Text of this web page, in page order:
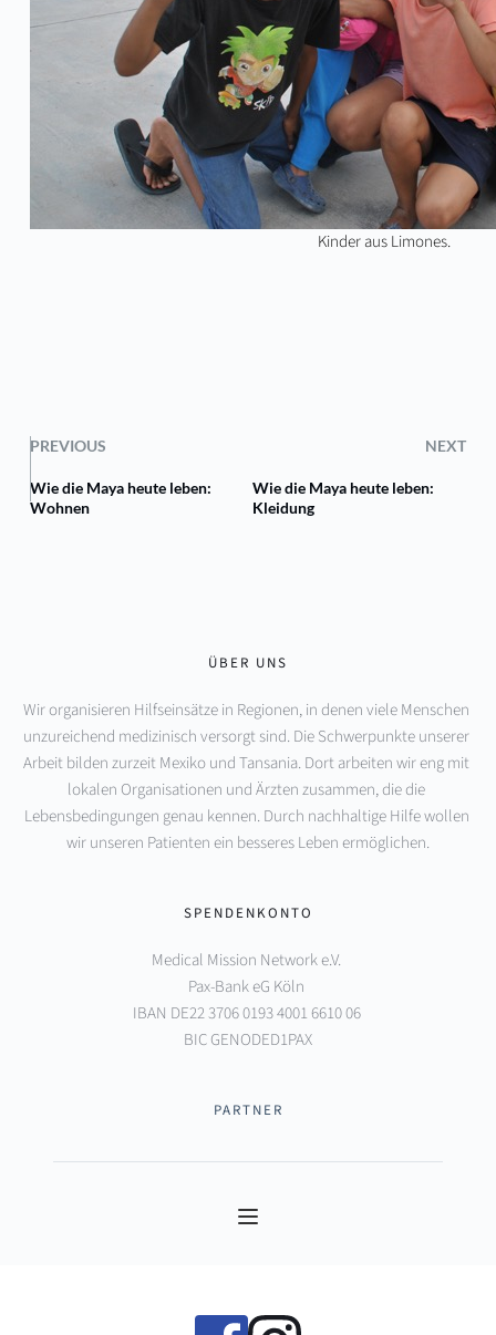
Kinder aus Limones.
PREVIOUS NEXT
Wie die Maya heute leben:
Wohnen
Wie die Maya heute leben:
Kleidung
ÜBER UNS
Wir organisieren Hilfseinsätze in Regionen, in denen viele Menschen
unzureichend medizinisch versorgt sind. Die Schwerpunkte unserer
Arbeit bilden zurzeit Mexiko und Tansania. Dort arbeiten wir eng mit
lokalen Organisationen und Ärzten zusammen, die die
Lebensbedingungen genau kennen. Durch nachhaltige Hilfe wollen
wir unseren Patienten ein besseres Leben ermöglichen.
SPENDENKONTO
Medical Mission Network e.V.
Pax-Bank eG Köln
IBAN DE22 3706 0193 4001 6610 06
BIC GENODED1PAX
PARTNER